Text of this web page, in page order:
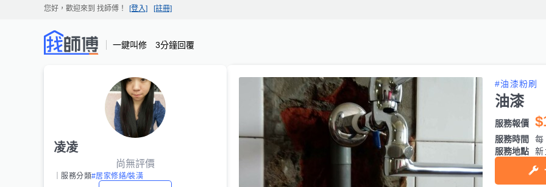
您好，歡迎來到 找師傅 ！ [登入] [註冊]
一鍵叫修 3分鐘回覆
凌凌
尚無評價
｜服務分類#居家修繕/裝潢
#油漆粉刷
油漆
服務報價
服務時間
服務地點